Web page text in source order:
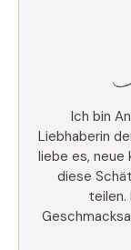
Ich bin
Liebhaberin
liebe es, neue
diese
teilen.